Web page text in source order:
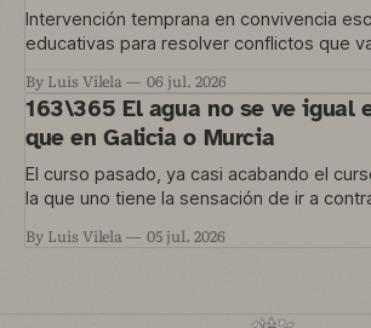
Intervención temprana en convivencia
educativas para resolver conflictos que
By Luis Vilela 06 jul. 2026
163\365 El agua no se ve igual
que en Galicia o Murcia
El curso pasado, ya casi acabando el
la que uno tiene la sensación de ir a
proyecto que está en marcha ahora. Una
By Luis Vilela 05 jul. 2026